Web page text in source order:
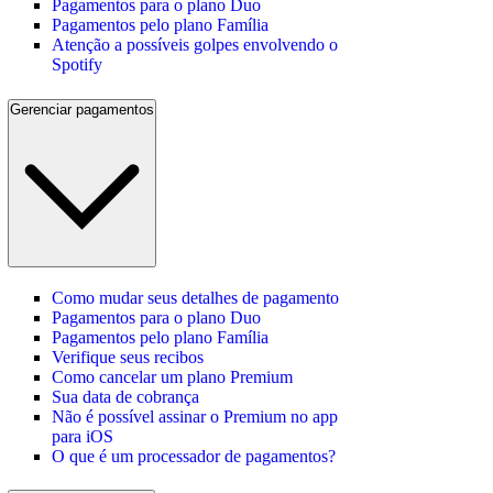
Pagamentos para o plano Duo
Pagamentos pelo plano Família
Atenção a possíveis golpes envolvendo o
Spotify
Gerenciar pagamentos
Como mudar seus detalhes de pagamento
Pagamentos para o plano Duo
Pagamentos pelo plano Família
Verifique seus recibos
Como cancelar um plano Premium
Sua data de cobrança
Não é possível assinar o Premium no app
para iOS
O que é um processador de pagamentos?